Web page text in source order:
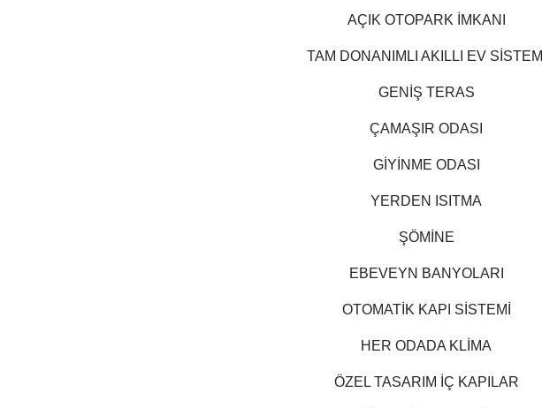
AÇIK OTOPARK İMKANI
TAM DONANIMLI AKILLI EV SİSTEMİ
GENİŞ TERAS
ÇAMAŞIR ODASI
GİYİNME ODASI
YERDEN ISITMA
ŞÖMİNE
EBEVEYN BANYOLARI
OTOMATİK KAPI SİSTEMİ
HER ODADA KLİMA
ÖZEL TASARIM İÇ KAPILAR